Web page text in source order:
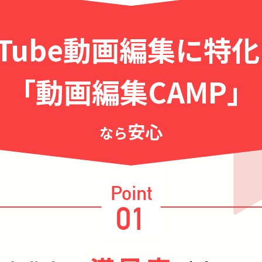
動画編集に特
「動画編集CAMP」
なら安心
Point
01